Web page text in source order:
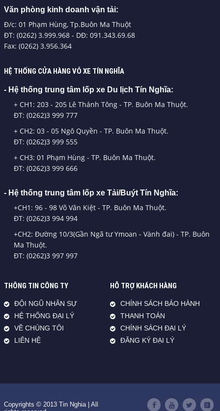
Văn phòng kinh doanh vận tải:
Đ/c: 01 Phạm Hùng, Tp.Buôn Ma Thuột
ĐT: (0262) 3.999.968 - DĐ: 091.343.69.68
Fax: (0262) 3.956.364
HỆ THỐNG CỬA HÀNG VỎ XE TÍN NGHĨA
- Hệ thống trung tâm lốp xe Du lịch Tín Nghĩa:
+ CH1: 203 - 205 Lê Thánh Tông - TP. Buôn Ma Thuột.
ĐT: (0262)3 999 777
+ CH2: 03 - 05 Ngô Quyền - TP. Buôn Ma Thuột.
ĐT: (0262)3 999 555
+ CH3: 01 Phạm Hùng - TP. Buôn Ma Thuột.
ĐT: (0262)3 999 666
- Hệ thống trung tâm lốp xe Tải/Buýt Tín Nghĩa:
+CH1: 96 - 98 Võ Văn Kiệt - TP. Buôn Ma Thuột.
ĐT: (0262)3 994 994
+CH2: Đường 10/3(Gần Ngã tư Ymoan - Vành đai) - TP. Buôn
Ma Thuột.
ĐT: (0262)3 997 997
THÔNG TIN CÔNG TY
ĐỘI NGŨ NHÂN SỰ
HỆ THỐNG ĐẠI LÝ
VỀ CHÚNG TÔI
LIÊN HỆ
HỖ TRỢ KHÁCH HÀNG
CHÍNH SÁCH BẢO HÀNH
THANH TOÁN
CHÍNH SÁCH ĐẠI LÝ
ĐĂNG KÝ ĐẠI LÝ
Copyrights © 2013 Tin Nghia | All